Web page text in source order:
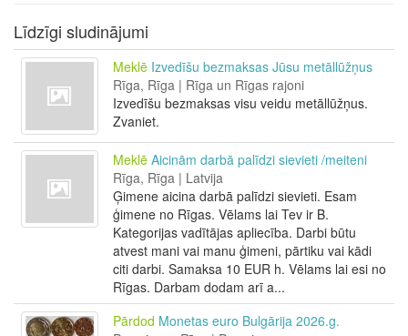
Līdzīgi sludinājumi
Meklē Izvedīšu bezmaksas Jūsu metāllūžņus
Rīga, Rīga | Rīga un Rīgas rajoni
Izvedīšu bezmaksas visu veidu metāllūžņus.
Zvaniet.
Meklē Aicinām darbā palīdzi sievieti /meiteni
Rīga, Rīga | Latvija
Ģimene aicina darbā palīdzi sievieti. Esam
ģimene no Rīgas. Vēlams lai Tev ir B.
Kategorijas vadītājas apliecība. Darbi būtu
atvest mani vai manu ģimeni, pārtiku vai kādi
citi darbi. Samaksa 10 EUR h. Vēlams lai esi no
Rīgas. Darbam dodam arī a...
Pārdod Monetas euro Bulgārija 2026.g.